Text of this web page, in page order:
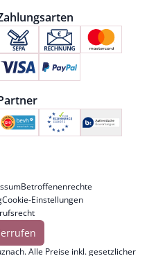
Betroffenenrechte
Cookie-Einstellungen
Alle Preise inkl. gesetzlicher